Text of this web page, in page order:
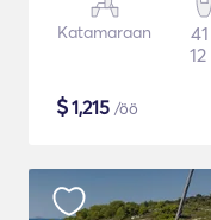
Katamaraan
$1,215 /öö